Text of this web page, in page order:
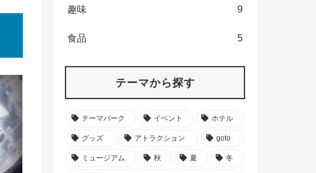
趣味 9
食品 5
テーマから探す
テーマパーク イベント ホテル
グッズ アトラクション goto
ミュージアム 秋 夏 冬